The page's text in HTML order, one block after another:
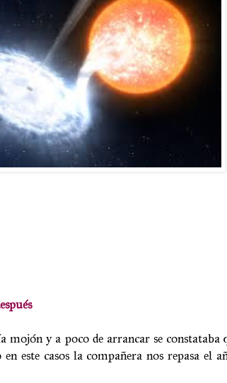
y a poco de arrancar se constataba
este casos la compañera nos repasa el